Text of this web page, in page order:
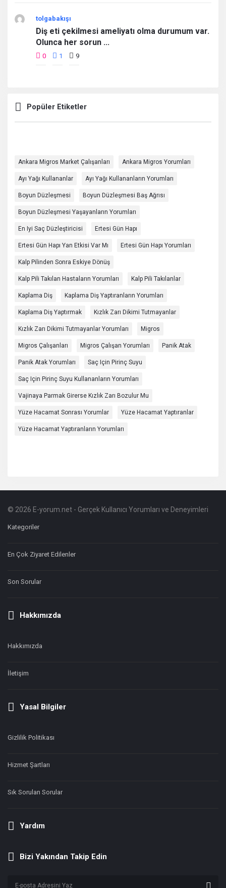
tolgabakışı
Diş eti çekilmesi ameliyatı olma durumum var.
Olunca her sorun ...
0 1 9
Popüler Etiketler
Ankara Migros Market Çalışanları Ankara Migros Yorumları
Ayı Yağı Kullananlar Ayı Yağı Kullananların Yorumları
Boyun Düzleşmesi Boyun Düzleşmesi Baş Ağrısı
Boyun Düzleşmesi Yaşayanların Yorumları
En Iyi Saç Düzleştiricisi Ertesi Gün Hapı
Ertesi Gün Hapı Yan Etkisi Var Mı Ertesi Gün Hapı Yorumları
Kalp Pilinden Sonra Eskiye Dönüş
Kalp Pili Takılan Hastaların Yorumları Kalp Pili Takılanlar
Kaplama Diş Kaplama Diş Yaptıranların Yorumları
Kaplama Diş Yaptırmak Kızlık Zarı Dikimi Tutmayanlar
Kızlık Zarı Dikimi Tutmayanlar Yorumları Migros
Migros Çalışanları Migros Çalışan Yorumları Panik Atak
Panik Atak Yorumları Saç Için Pirinç Suyu
Saç Için Pirinç Suyu Kullananların Yorumları
Vajinaya Parmak Girerse Kızlık Zarı Bozulur Mu
Yüze Hacamat Sonrası Yorumlar Yüze Hacamat Yaptıranlar
Yüze Hacamat Yaptıranların Yorumları
Footer
Hakkında
© 2026 E-yorum.net - Gerçek Kullanıcı Yorumları ve Deneyimleri
Kategoriler
En Çok Ziyaret Edilenler
Son Sorular
Hakkımızda
Hakkımızda
İletişim
Yasal Bilgiler
Gizlilik Politikası
Hizmet Şartları
Sık Sorulan Sorular
Yardım
Bizi Yakından Takip Edin